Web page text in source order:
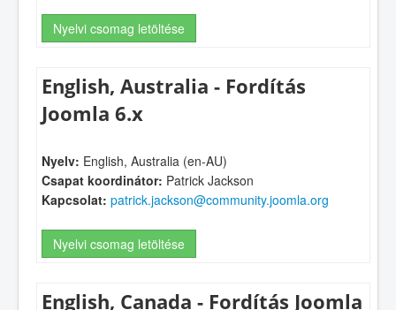
Nyelvi csomag letöltése
English, Australia - Fordítás
Joomla 6.x
Nyelv: English, Australia (en-AU)
Csapat koordinátor: Patrick Jackson
Kapcsolat: patrick.jackson@community.joomla.org
Nyelvi csomag letöltése
English, Canada - Fordítás Joomla